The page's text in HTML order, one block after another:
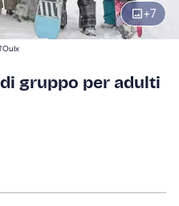
+7
Modifica
gruppo per adulti